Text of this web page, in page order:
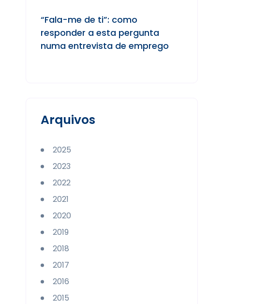
“Fala-me de ti”: como
responder a esta pergunta
numa entrevista de emprego
Arquivos
2025
2023
2022
2021
2020
2019
2018
2017
2016
2015